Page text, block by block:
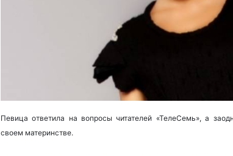
Певица ответила на вопросы читателей «ТелеСемь», а
своем материнстве.